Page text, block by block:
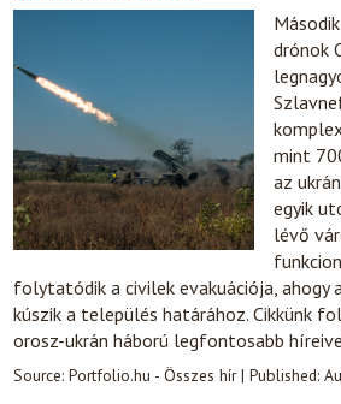
drónok
mint
az
egyik
lévő
folytatódik a civilek evakuációja, ahogy
kúszik a település határához. Cikkünk
orosz-ukrán háború legfontosabb
Source:Portfolio.hu - Összes hír|Published: